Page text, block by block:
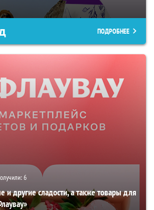
ПОДРОБНЕЕ
6
и другие сладости, а также товары для